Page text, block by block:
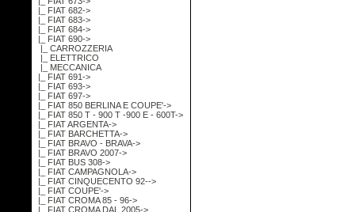
|_ FIAT 682->
|_ FIAT 683->
|_ FIAT 684->
|_ FIAT 690->
|_ CARROZZERIA
|_ ELETTRICO
|_ MECCANICA
|_ FIAT 691->
|_ FIAT 693->
|_ FIAT 697->
|_ FIAT 850 BERLINA E COUPE'->
|_ FIAT 850 T - 900 T -900 E - 600T->
|_ FIAT ARGENTA->
|_ FIAT BARCHETTA->
|_ FIAT BRAVO - BRAVA->
|_ FIAT BRAVO 2007->
|_ FIAT BUS 308->
|_ FIAT CAMPAGNOLA->
|_ FIAT CINQUECENTO 92-->
|_ FIAT COUPE'->
|_ FIAT CROMA 85 - 96->
|_ FIAT CROMA DAL 2005->